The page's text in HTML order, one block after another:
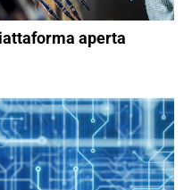
aperta